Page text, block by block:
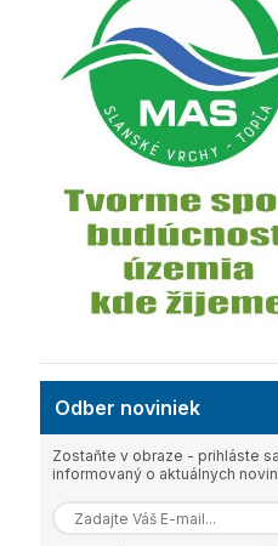
Odber noviniek
Zostaňte v obraze - prihláste
informovaný o aktuálnych